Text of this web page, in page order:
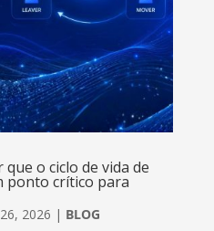
o ciclo de vida de
ponto crítico para
2026 | BLOG